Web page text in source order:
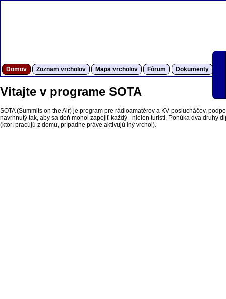
Domov Zoznam vrcholov Mapa vrcholov Fórum Dokumenty
Vitajte v programe SOTA
SOTA (Summits on the Air) je program pre rádioamatérov a KV poslucháčov,
navrhnutý tak, aby sa doň mohol zapojiť každý - nielen turisti. Ponúka dva druhy
(ktorí pracújú z domu, prípadne práve aktivujú iný vrchol).